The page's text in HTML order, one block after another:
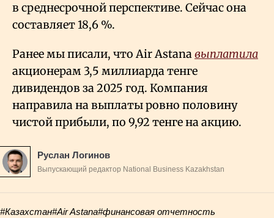
в среднесрочной перспективе. Сейчас она
составляет 18,6 %.
Ранее мы писали, что Air Astanaвыплатила
акционерам 3,5 миллиарда тенге
дивидендов за 2025 год. Компания
направила на выплаты ровно половину
чистой прибыли, по 9,92 тенге на акцию.
Руслан Логинов
Выпускающий редактор National Business Kazakhstan
#Казахстан#Air Astana#финансовая отчетность